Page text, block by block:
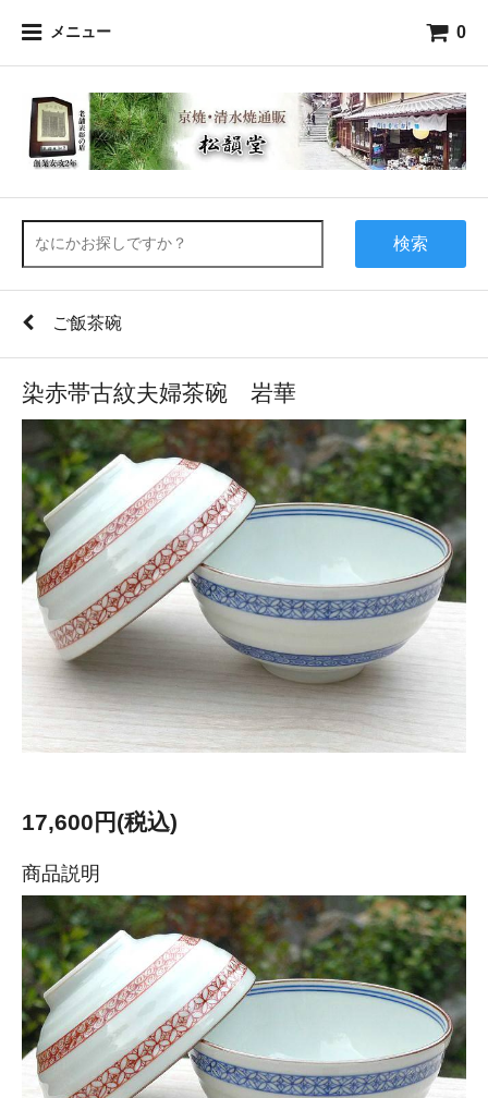
メニュー 0
検索
ご飯茶碗
染赤帯古紋夫婦茶碗 岩華
17,600円(税込)
商品説明